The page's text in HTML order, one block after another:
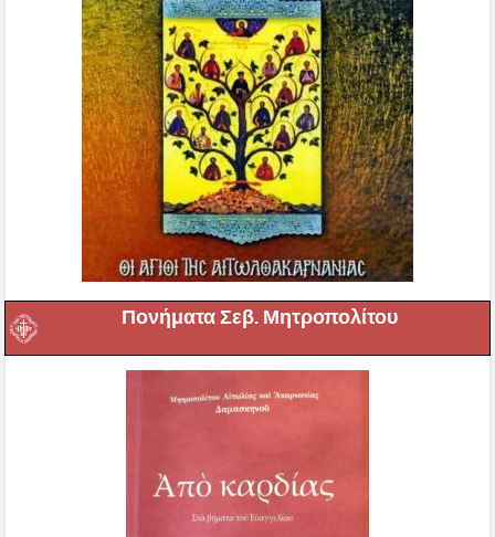
Πονήματα Σεβ. Μητροπολίτου